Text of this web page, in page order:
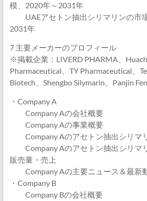
模、2020年～2031年
UAEアセトン抽出シリマリンの市
2031年
7 主要メーカーのプロフィール
※掲載企業：LIVERD PHARMA、
Pharmaceutical、TY Pharmaceutical、
Biotech、Shengbo Silymarin、Panjin
・Company A
Company Aの会社概要
Company Aの事業概要
Company Aのアセトン抽出シリマ
Company Aのアセトン抽出シリマ
販売量・売上
Company Aの主要ニュース＆最新
・Company B
Company Bの会社概要